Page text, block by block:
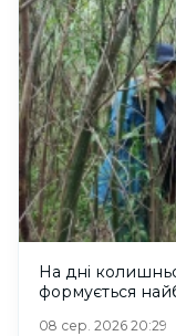
На дні
формується
08 сер. 2026 20:29